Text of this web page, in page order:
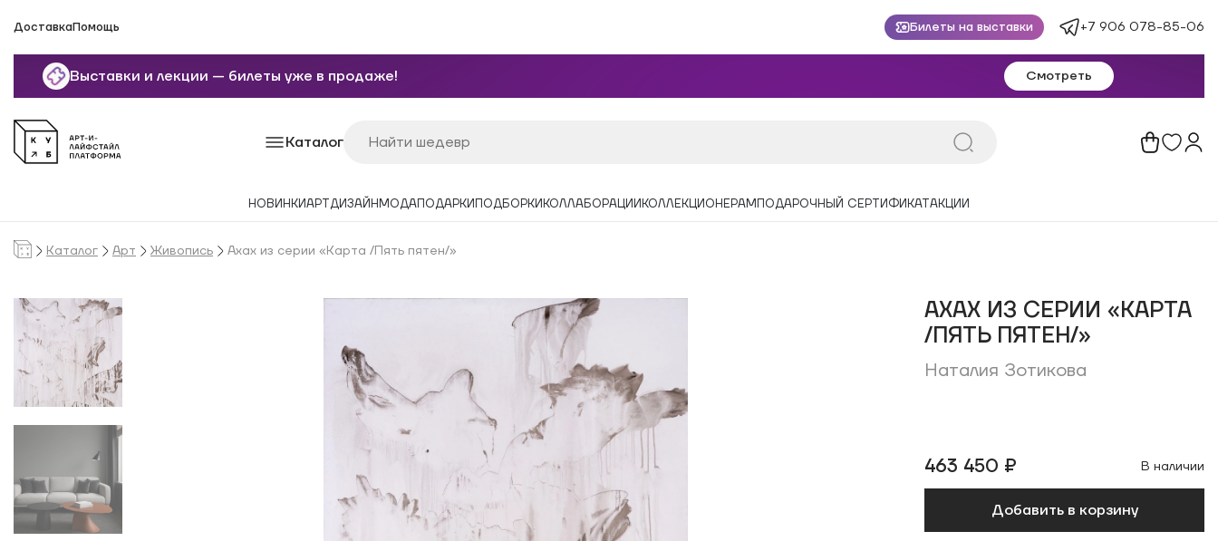
ДоставкаПомощь Билеты на выставки +7 906 078-85-06
Выставки и лекции — билеты уже в продаже! Смотреть
Каталог
НОВИНКИАРТДИЗАЙН МОДАПОДАРКИ ПОДБОРКИ КОЛЛАБОРАЦИИ КОЛЛЕКЦИОНЕРАМ ПОДАРОЧНЫЙ СЕРТИФИКАТАКЦИИ
Каталог Арт Живопись Ахах из серии «Карта /Пять пятен/»
АХАХ ИЗ СЕРИИ «КАРТА
/ПЯТЬ ПЯТЕН/»
Наталия Зотикова
463 450 ₽ В наличии
Добавить в корзину